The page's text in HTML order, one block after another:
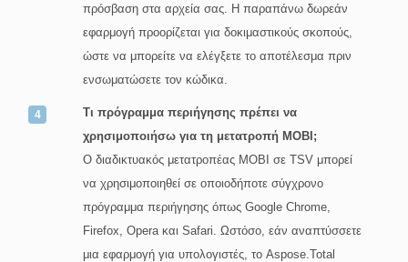
πρόσβαση στα αρχεία σας. Η παραπάνω δωρεάν
εφαρμογή προορίζεται για δοκιμαστικούς σκοπούς,
ώστε να μπορείτε να ελέγξετε το αποτέλεσμα πριν
ενσωματώσετε τον κώδικα.
Τι πρόγραμμα περιήγησης πρέπει να
χρησιμοποιήσω για τη μετατροπή MOBI;
Ο διαδικτυακός μετατροπέας MOBI σε TSV μπορεί
να χρησιμοποιηθεί σε οποιοδήποτε σύγχρονο
πρόγραμμα περιήγησης όπως Google Chrome,
Firefox, Opera και Safari. Ωστόσο, εάν αναπτύσσετε
μια εφαρμογή για υπολογιστές, το Aspose.Total